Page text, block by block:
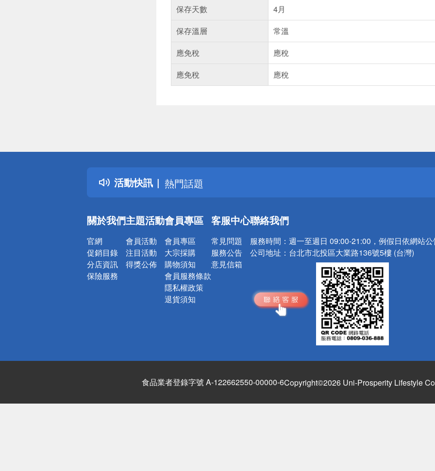
保存天數
4月
保存溫層
常溫
應免稅
應稅
應免稅
應稅
活動快訊
詐騙網頁！請小心！
得獎公告
熱門話題
銀行優惠
詐騙網頁！請小心！
關於我們
官網
促銷目錄
分店資訊
保險服務
主題活動
會員活動
注目活動
得獎公佈
會員專區
會員專區
大宗採購
購物須知
會員服務條款
隱私權政策
退貨須知
客服中心
常見問題
服務公告
意見信箱
聯絡我們
服務時間： 週一至週日 09:00-21:00，例假日依網站
公司地址： 台北市北投區大業路136號5樓 (台灣)
食品業者登錄字號 A-122662550-00000-6Copyright©2026 Uni-Prosperity Lifestyle